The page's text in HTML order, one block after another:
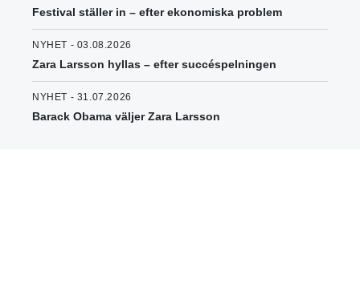
Festival ställer in – efter ekonomiska problem
NYHET - 03.08.2026
Zara Larsson hyllas – efter succéspelningen
NYHET - 31.07.2026
Barack Obama väljer Zara Larsson